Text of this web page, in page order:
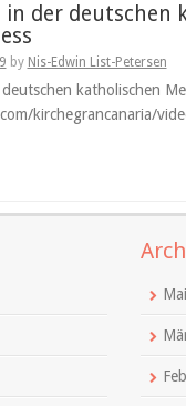
in der deutschen
by Nis-Edwin List-Petersen
deutschen katholischen
kirchegrancanaria/